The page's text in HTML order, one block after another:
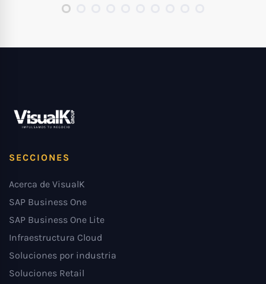
SECCIONES
Acerca de VisualK
SAP Business One
SAP Business One Lite
Infraestructura Cloud
Soluciones por industria
Soluciones Retail